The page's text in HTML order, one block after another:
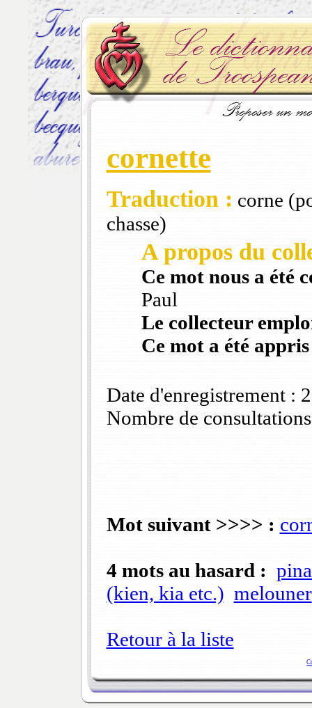
cornette
Traduction : corne
chasse)
A propos du
Ce mot nous a été
Paul
Le collecteur
Ce mot a été
Date d'enregistrement :
Nombre de
Mot suivant >>>> :
4 mots au hasard :
(kien, kia etc.) melouner
Retour à la liste